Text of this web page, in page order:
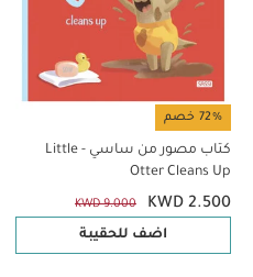
72% خصم
كتاب مصور من ساسي - Little
Otter Cleans Up
KWD 2.500
KWD 9.000
اضف للحقيبة